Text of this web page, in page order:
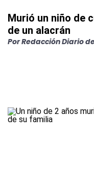
Murió un niño de
de un alacrán
Por Redacción Diario